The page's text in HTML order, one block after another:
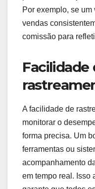
A flexibilidade do
incluir a
alterar os critérios
tempo. Um contrato
mudarem.
Considere incluir
periódicas ou
Por exemplo, se
vendas